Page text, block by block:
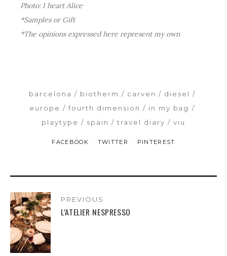
Photo: I heart Alice
*Samples or Gift
*The opinions expressed here represent my own
barcelona biotherm carven
diesel
europe
fourth dimension
in my bag
playtype
spain travel diary viu
FACEBOOK TWITTER PINTEREST
PREVIOUS
L'ATELIER NESPRESSO